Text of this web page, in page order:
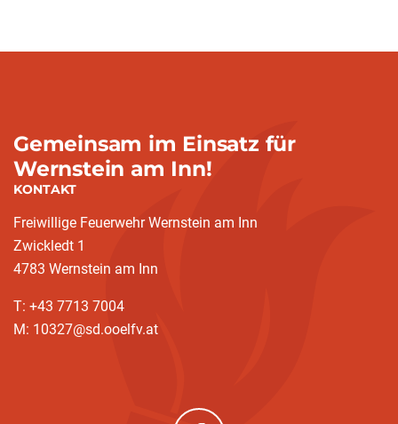
Gemeinsam im Einsatz für
Wernstein am Inn!
KONTAKT
Freiwillige Feuerwehr Wernstein am Inn
Zwickledt 1
4783 Wernstein am Inn
T: +43 7713 7004
M: 10327@sd.ooelfv.at